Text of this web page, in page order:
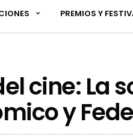
PREMIOS Y
cine: La
y